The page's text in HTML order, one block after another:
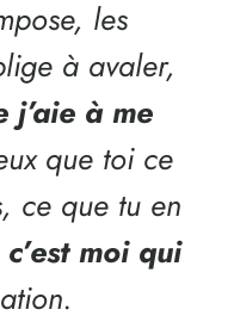
les
à avaler,
j’aie à me
que toi ce
ce que tu en
c’est moi qui